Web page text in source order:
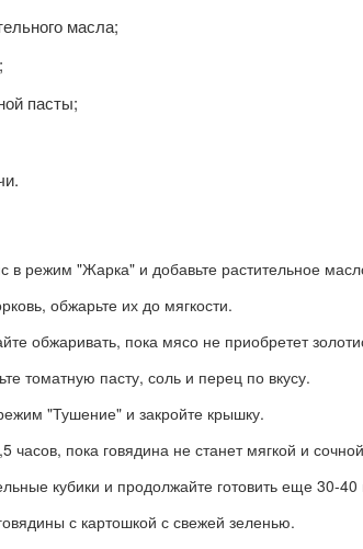
масла;
пасты;
в режим "Жарка" и добавьте растительное
обжарьте их до мягкости.
обжаривать, пока мясо не приобретет
томатную пасту, соль и перец по вкусу.
"Тушение" и закройте крышку.
часов, пока говядина не станет мягкой и
кубики и продолжайте готовить еще 30-40
с картошкой с свежей зеленью.